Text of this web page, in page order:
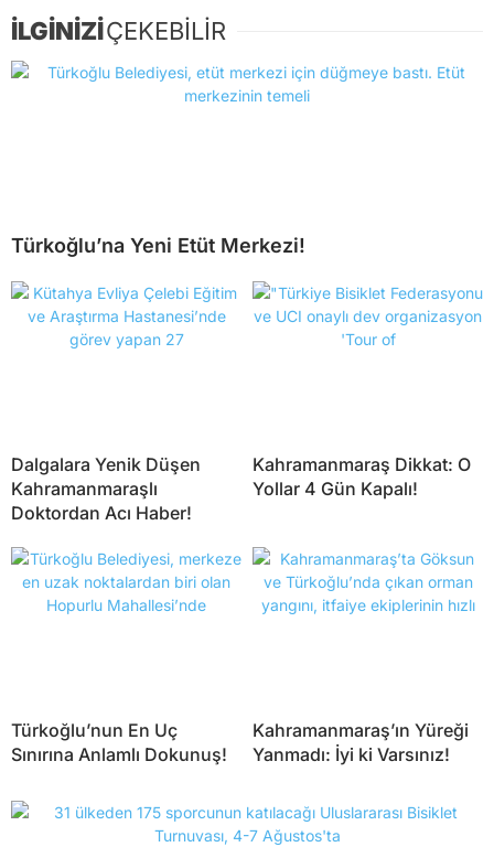
İLGİNİZİÇEKEBİLİR
Türkoğlu’na Yeni Etüt Merkezi!
Dalgalara Yenik Düşen
Kahramanmaraşlı
Doktordan Acı Haber!
Kahramanmaraş Dikkat: O
Yollar 4 Gün Kapalı!
Türkoğlu’nun En Uç
Sınırına Anlamlı Dokunuş!
Kahramanmaraş’ın Yüreği
Yanmadı: İyi ki Varsınız!